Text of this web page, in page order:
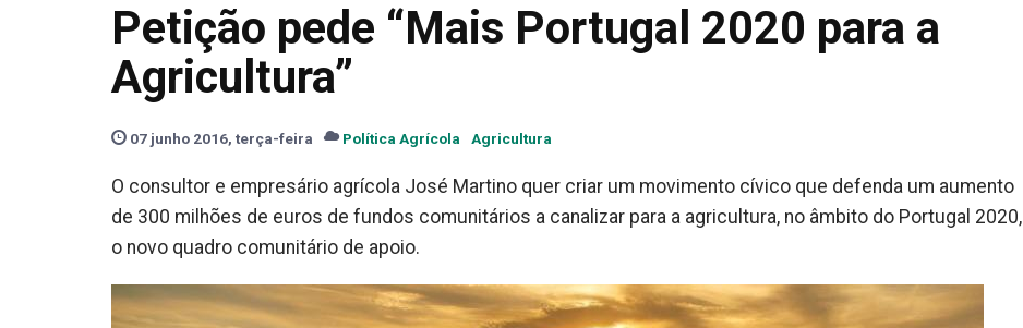
Petição pede “Mais Portugal 2020 para a
Agricultura”
07 junho 2016, terça-feira Política Agrícola Agricultura
O consultor e empresário agrícola José Martino quer criar um movimento cívico que defenda um aumento
de 300 milhões de euros de fundos comunitários a canalizar para a agricultura, no âmbito do Portugal 2020,
o novo quadro comunitário de apoio.